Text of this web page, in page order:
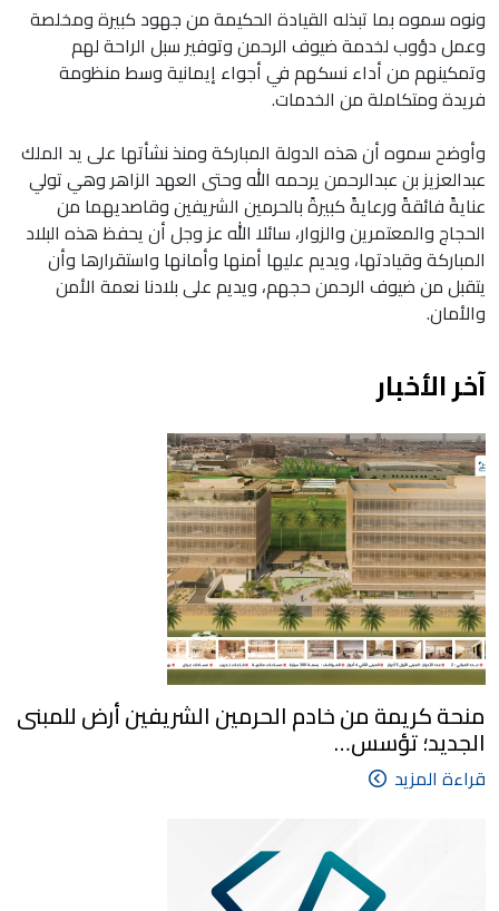
ونوه سموه بما تبذله القيادة الحكيمة من جهود كبيرة ومخلصة
وعمل دؤوب لخدمة ضيوف الرحمن وتوفير سبل الراحة لهم
وتمكينهم من أداء نسكهم في أجواء إيمانية وسط منظومة
فريدة ومتكاملة من الخدمات.
وأوضح سموه أن هذه الدولة المباركة ومنذ نشأتها على يد الملك
عبدالعزيز بن عبدالرحمن يرحمه الله وحتى العهد الزاهر وهي تولي
عنايةً فائقةً ورعايةً كبيرةً بالحرمين الشريفين وقاصديهما من
الحجاج والمعتمرين والزوار، سائلا الله عز وجل أن يحفظ هذه البلاد
المباركة وقيادتها، ويديم عليها أمنها وأمانها واستقرارها وأن
يتقبل من ضيوف الرحمن حجهم، ويديم على بلادنا نعمة الأمن
والأمان.
آخر الأخبار
منحة كريمة من خادم الحرمين الشريفين أرض للمبنى
الجديد؛ تؤسس…
قراءة المزيد